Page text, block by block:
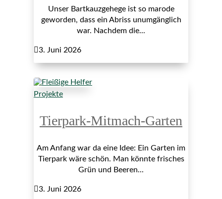
Unser Bartkauzgehege ist so marode
geworden, dass ein Abriss unumgänglich
war. Nachdem die...
3. Juni 2026
Projekte
Tierpark-Mitmach-Garten
Am Anfang war da eine Idee: Ein Garten im
Tierpark wäre schön. Man könnte frisches
Grün und Beeren...
3. Juni 2026